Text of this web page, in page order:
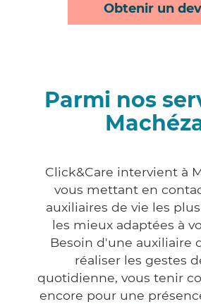
Obtenir un
Parmi nos
Click&Care intervient à
vous mettant en
auxiliaires de vie les
les mieux adaptées à
Besoin d'une auxiliaire
réaliser les gestes
quotidienne, vous tenir
encore pour une